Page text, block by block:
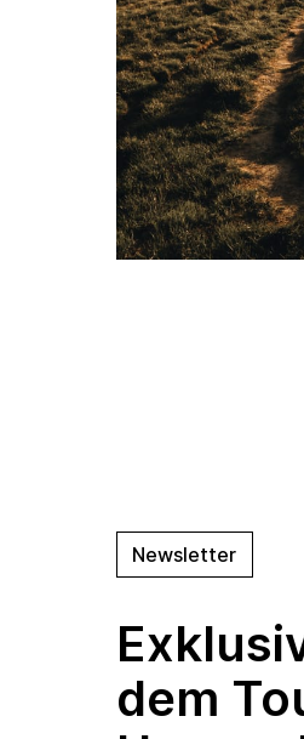
Newsletter
dem